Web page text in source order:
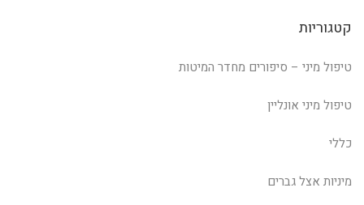
קטגוריות
טיפול מיני – סיפורים מחדר המיטות
טיפול מיני אונליין
כללי
מיניות אצל גברים